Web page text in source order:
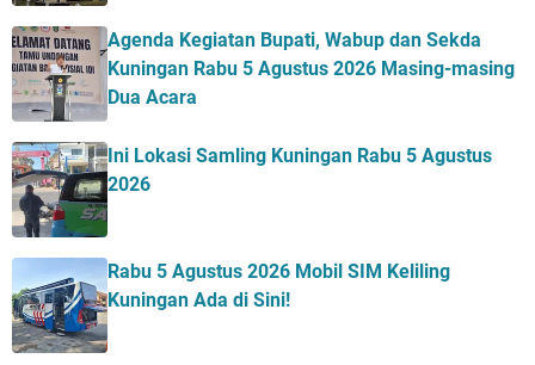
Agenda Kegiatan Bupati, Wabup dan Sekda
Kuningan Rabu 5 Agustus 2026 Masing-masing
Dua Acara
Ini Lokasi Samling Kuningan Rabu 5 Agustus
2026
Rabu 5 Agustus 2026 Mobil SIM Keliling
Kuningan Ada di Sini!